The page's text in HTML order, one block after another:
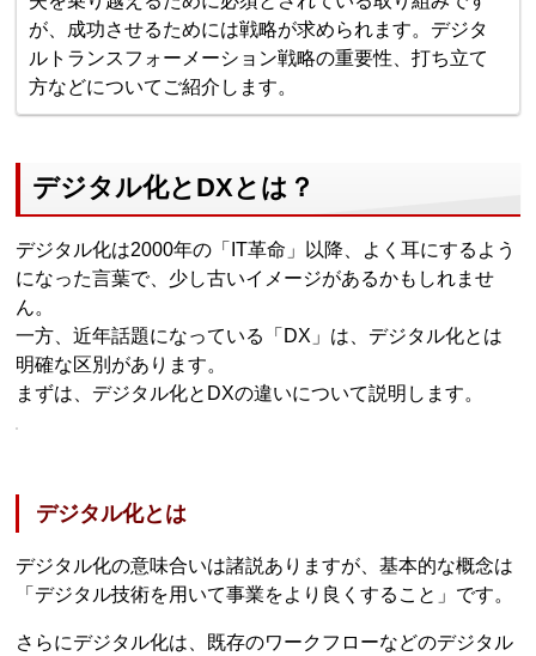
が、成功させるためには戦略が求められます。デジタ
ルトランスフォーメーション戦略の重要性、打ち立て
方などについてご紹介します。
デジタル化とDXとは？
デジタル化は2000年の「IT革命」以降、よく耳にするよう
になった言葉で、少し古いイメージがあるかもしれませ
ん。
一方、近年話題になっている「DX」は、デジタル化とは
明確な区別があります。
まずは、デジタル化とDXの違いについて説明します。
デジタル化とは
デジタル化の意味合いは諸説ありますが、基本的な概念は
「デジタル技術を用いて事業をより良くすること」です。
さらにデジタル化は、既存のワークフローなどのデジタル